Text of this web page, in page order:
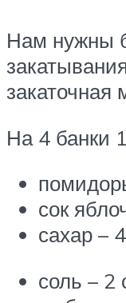
Нам нужны
закаточная
На 4 банки
сок
сахар –
соль – 2